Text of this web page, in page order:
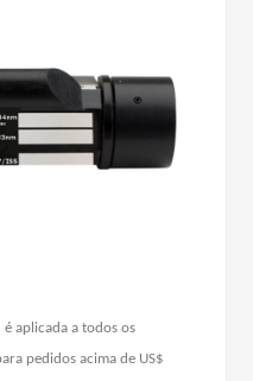
aplicada a todos os
pedidos acima de US$